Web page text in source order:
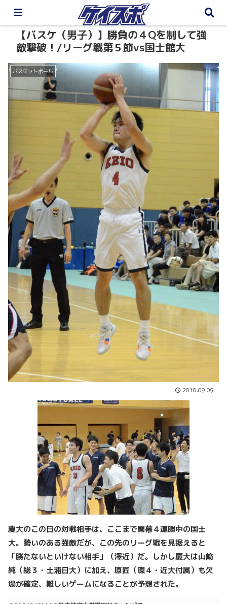
【バスケ（男子）】勝負の４Qを制して強
敵撃破！/リーグ戦第５節vs国士館大
バスケットボール
2018.09.09
慶大のこの日の対戦相手は、ここまで開幕４連勝中の国士
大。勢いのある強敵だが、この先のリーグ戦を見据えると
「勝たないといけない相手」（澤近）だ。しかし慶大は山﨑
純（総３・土浦日大）に加え、原匠（環４・近大付属）も欠
場が確定、難しいゲームになることが予想された。